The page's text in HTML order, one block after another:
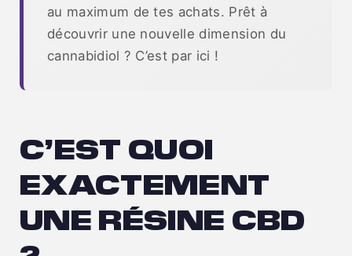
au maximum de tes achats. Prêt à
découvrir une nouvelle dimension du
cannabidiol ? C’est par ici !
C’EST QUOI
EXACTEMENT
UNE RÉSINE CBD